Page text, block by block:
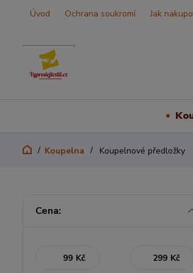
Úvod Ochrana soukromí Jak
Koupelna Koupelnové předložky
Cena:
Kč Kč